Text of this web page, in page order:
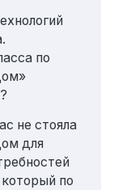
по
не стояла
для
по